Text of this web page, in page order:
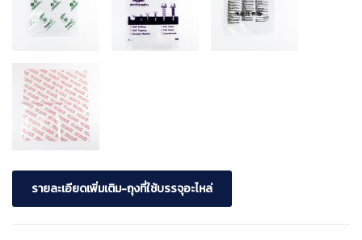
รายละเอียดเพิ่มเติม-ถุงที่ใช้บรรจุอะไหล่